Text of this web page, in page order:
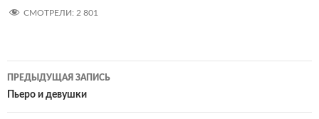
СМОТРЕЛИ: 2 801
Навигация
по
ПРЕДЫДУЩАЯ ЗАПИСЬ
Пьеро и девушки